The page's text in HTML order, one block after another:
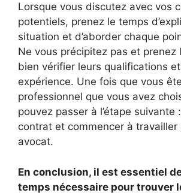
Lorsque vous discutez avec vos
potentiels, prenez le temps
situation et d’aborder chaque
Ne vous précipitez pas et prenez
bien vérifier leurs qualifications
expérience. Une fois que vous
professionnel que vous avez
pouvez passer à l’étape suivante
contrat et commencer à travailler
avocat.
En conclusion, il est essentiel
temps nécessaire pour trouver